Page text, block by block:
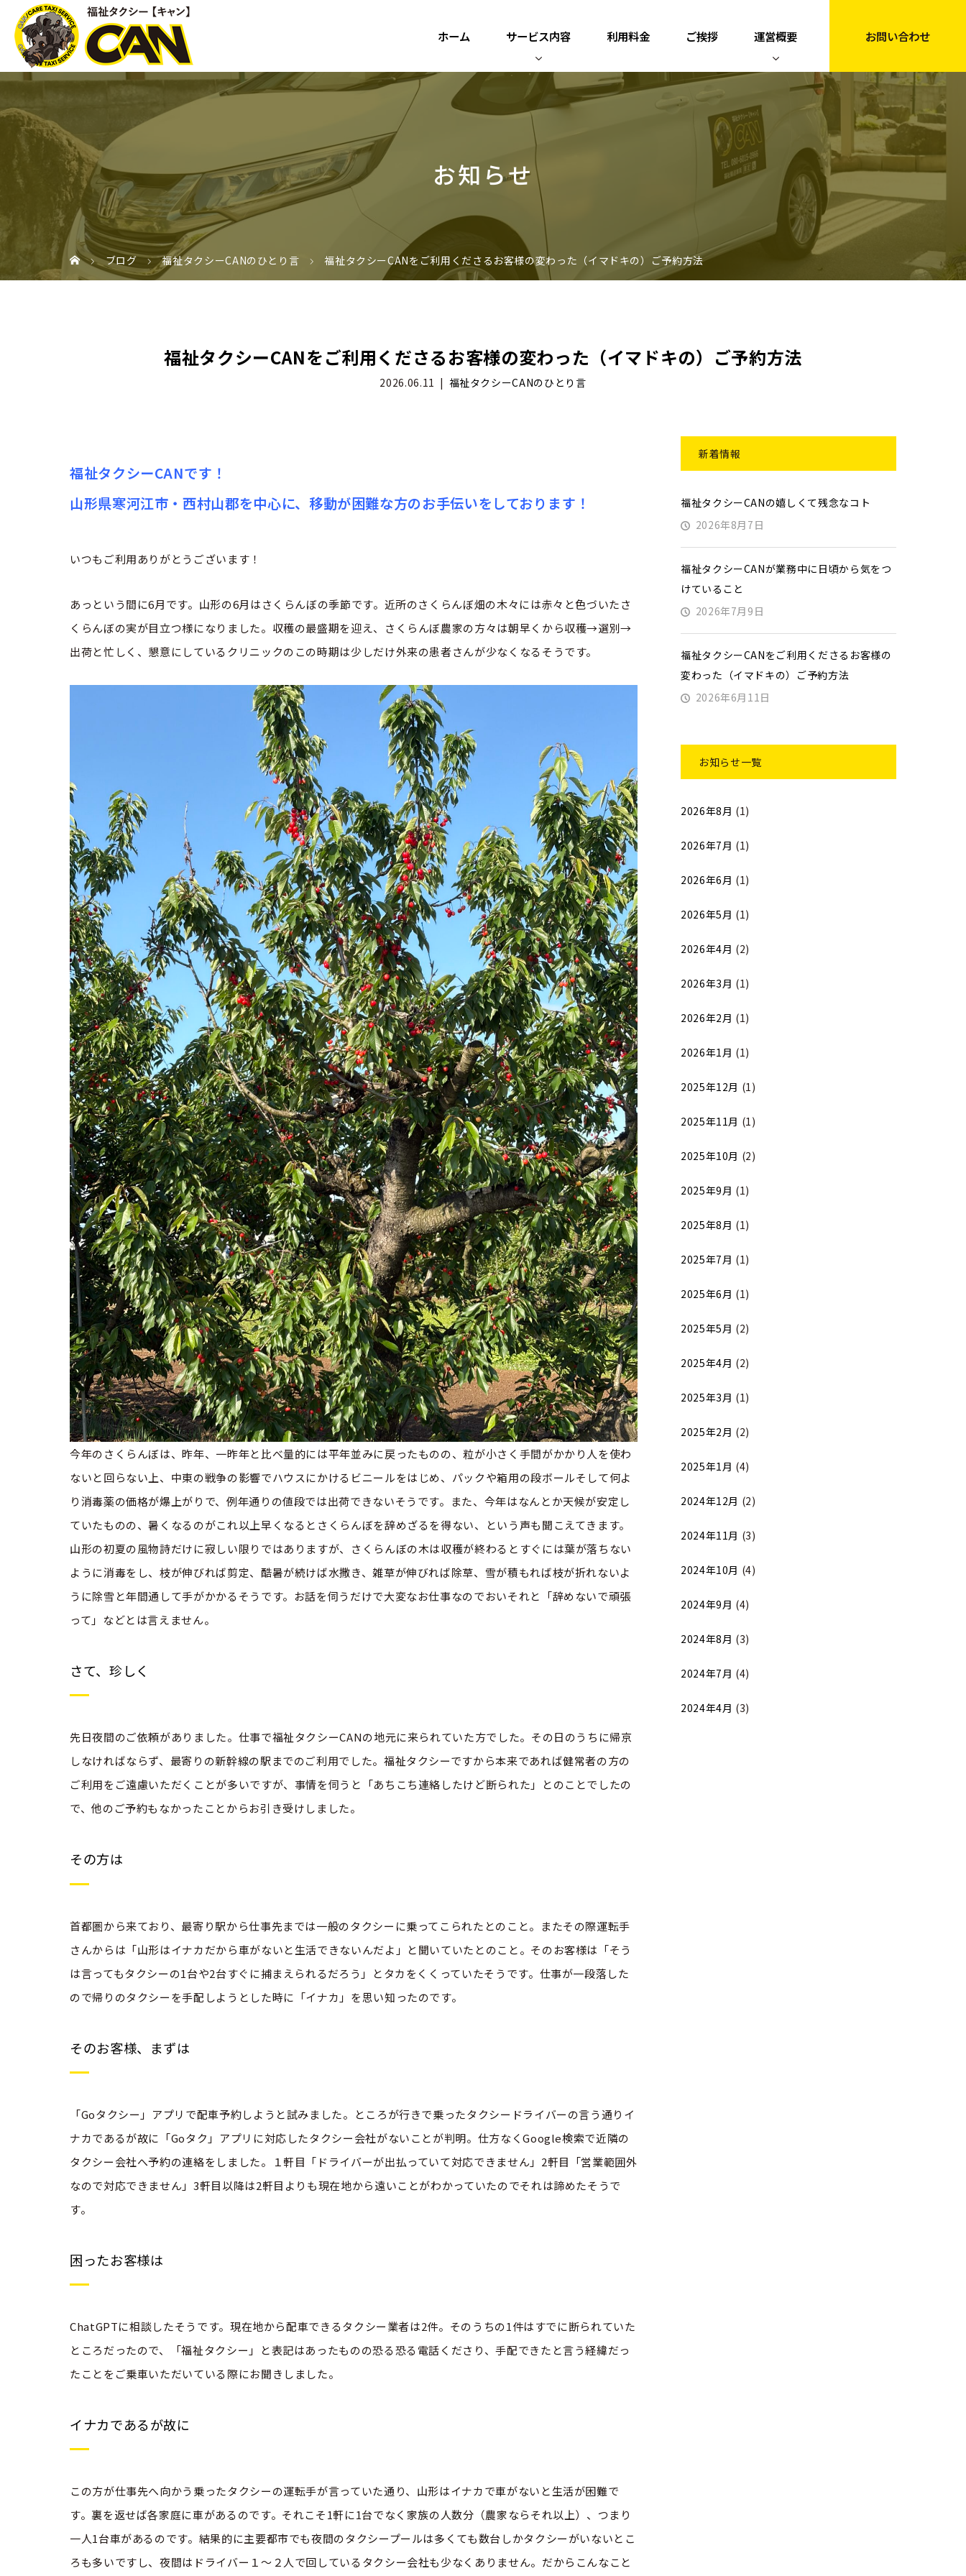
ホーム サービス内容 利用料金 ご挨拶 運営概要 お問い合わせ
お知らせ
ブログ 福祉タクシーCANのひとり言 福祉タクシーCANをご利用くださるお客様の変わった（イマドキの）ご予約方法
福祉タクシーCANをご利用くださるお客様の変わった（イマドキの）ご予約方法
2026.06.11 福祉タクシーCANのひとり言
福祉タクシーCANです！
山形県寒河江市・西村山郡を中心に、移動が困難な方のお手伝いをしております！
いつもご利用ありがとうございます！
あっという間に6月です。山形の6月はさくらんぼの季節です。近所のさくらんぼ畑の木々には赤々と色づいたさ
くらんぼの実が目立つ様になりました。収穫の最盛期を迎え、さくらんぼ農家の方々は朝早くから収穫→選別→
出荷と忙しく、懇意にしているクリニックのこの時期は少しだけ外来の患者さんが少なくなるそうです。
今年のさくらんぼは、昨年、一昨年と比べ量的には平年並みに戻ったものの、粒が小さく手間がかかり人を使わ
ないと回らない上、中東の戦争の影響でハウスにかけるビニールをはじめ、パックや箱用の段ボールそして何よ
り消毒薬の価格が爆上がりで、例年通りの値段では出荷できないそうです。また、今年はなんとか天候が安定し
ていたものの、暑くなるのがこれ以上早くなるとさくらんぼを辞めざるを得ない、という声も聞こえてきます。
山形の初夏の風物詩だけに寂しい限りではありますが、さくらんぼの木は収穫が終わるとすぐには葉が落ちない
ように消毒をし、枝が伸びれば剪定、酷暑が続けば水撒き、雑草が伸びれば除草、雪が積もれば枝が折れないよ
うに除雪と年間通して手がかかるそうです。お話を伺うだけで大変なお仕事なのでおいそれと「辞めないで頑張
って」などとは言えません。
さて、珍しく
先日夜間のご依頼がありました。仕事で福祉タクシーCANの地元に来られていた方でした。その日のうちに帰京
しなければならず、最寄りの新幹線の駅までのご利用でした。福祉タクシーですから本来であれば健常者の方の
ご利用をご遠慮いただくことが多いですが、事情を伺うと「あちこち連絡したけど断られた」とのことでしたの
で、他のご予約もなかったことからお引き受けしました。
その方は
首都圏から来ており、最寄り駅から仕事先までは一般のタクシーに乗ってこられたとのこと。またその際運転手
さんからは「山形はイナカだから車がないと生活できないんだよ」と聞いていたとのこと。そのお客様は「そう
は言ってもタクシーの1台や2台すぐに捕まえられるだろう」とタカをくくっていたそうです。仕事が一段落した
ので帰りのタクシーを手配しようとした時に「イナカ」を思い知ったのです。
そのお客様、まずは
「Goタクシー」アプリで配車予約しようと試みました。ところが行きで乗ったタクシードライバーの言う通りイ
ナカであるが故に「Goタク」アプリに対応したタクシー会社がないことが判明。仕方なくGoogle検索で近隣の
タクシー会社へ予約の連絡をしました。１軒目「ドライバーが出払っていて対応できません」2軒目「営業範囲外
なので対応できません」3軒目以降は2軒目よりも現在地から遠いことがわかっていたのでそれは諦めたそうで
す。
困ったお客様は
ChatGPTに相談したそうです。現在地から配車できるタクシー業者は2件。そのうちの1件はすでに断られていた
ところだったので、「福祉タクシー」と表記はあったものの恐る恐る電話くださり、手配できたと言う経緯だっ
たことをご乗車いただいている際にお聞きしました。
イナカであるが故に
この方が仕事先へ向かう乗ったタクシーの運転手が言っていた通り、山形はイナカで車がないと生活が困難で
す。裏を返せば各家庭に車があるのです。それこそ1軒に1台でなく家族の人数分（農家ならそれ以上）、つまり
一人1台車があるのです。結果的に主要都市でも夜間のタクシープールは多くても数台しかタクシーがいないとこ
ろも多いですし、夜間はドライバー１〜２人で回しているタクシー会社も少なくありません。だからこんなこと
新着情報
福祉タクシーCANの嬉しくて残念なコト
2026年8月7日
福祉タクシーCANが業務中に日頃から気をつ
けていること
2026年7月9日
福祉タクシーCANをご利用くださるお客様の
変わった（イマドキの）ご予約方法
2026年6月11日
お知らせ一覧
2026年8月 (1)
2026年7月 (1)
2026年6月 (1)
2026年5月 (1)
2026年4月 (2)
2026年3月 (1)
2026年2月 (1)
2026年1月 (1)
2025年12月 (1)
2025年11月 (1)
2025年10月 (2)
2025年9月 (1)
2025年8月 (1)
2025年7月 (1)
2025年6月 (1)
2025年5月 (2)
2025年4月 (2)
2025年3月 (1)
2025年2月 (2)
2025年1月 (4)
2024年12月 (2)
2024年11月 (3)
2024年10月 (4)
2024年9月 (4)
2024年8月 (3)
2024年7月 (4)
2024年4月 (3)